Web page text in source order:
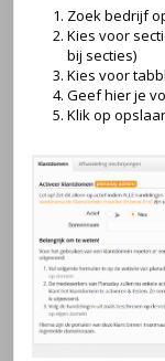
Zoek bedrijf
Kies voor
bij secties)
Kies voor
Geef hier je
Klik op